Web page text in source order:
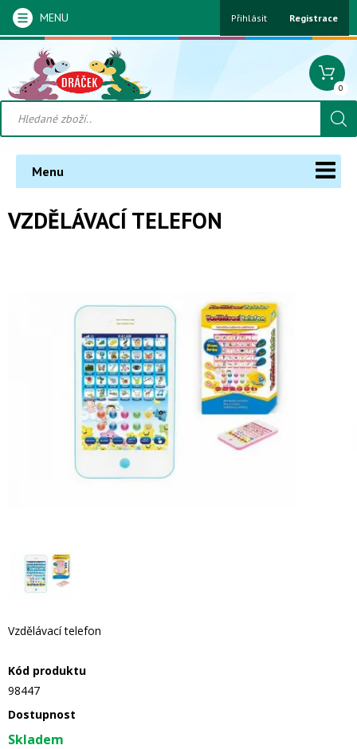
MENU Přihlásit Registrace
0
Menu
VZDĚLÁVACÍ TELEFON
Vzdělávací telefon
Kód produktu
98447
Dostupnost
Skladem